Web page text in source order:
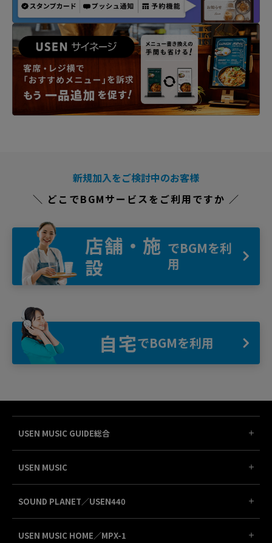
新規加入をご検討中のお客様
＼ どこでBGMサービスをご利用ですか ／
店舗・施
設
でBGMを利
用
自宅でBGMを利用
USEN MUSIC GUIDE総合
USEN MUSIC
SOUND PLANET／USEN440
USEN MUSIC HOME／MPX-1